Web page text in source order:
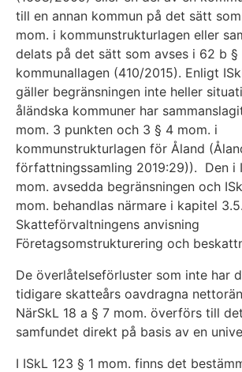
till en annan kommun på det sätt
mom. i kommunstrukturlagen eller
delats på det sätt som avses i 62 b §
kommunallagen (410/2015). Enligt
gäller begränsningen inte heller
åländska kommuner har
mom. 3 punkten och 3 § 4 mom. i
kommunstrukturlagen för Åland
författningssamling 2019:29)). Den i
mom. avsedda begränsningen och
mom. behandlas närmare i kapitel
Skatteförvaltningens anvisning
Företagsomstrukturering och
De överlåtelseförluster som inte har
tidigare skatteårs oavdragna
NärSkL 18 a § 7 mom. överförs till
samfundet direkt på basis av en
I ISkL 123 § 1 mom. finns det